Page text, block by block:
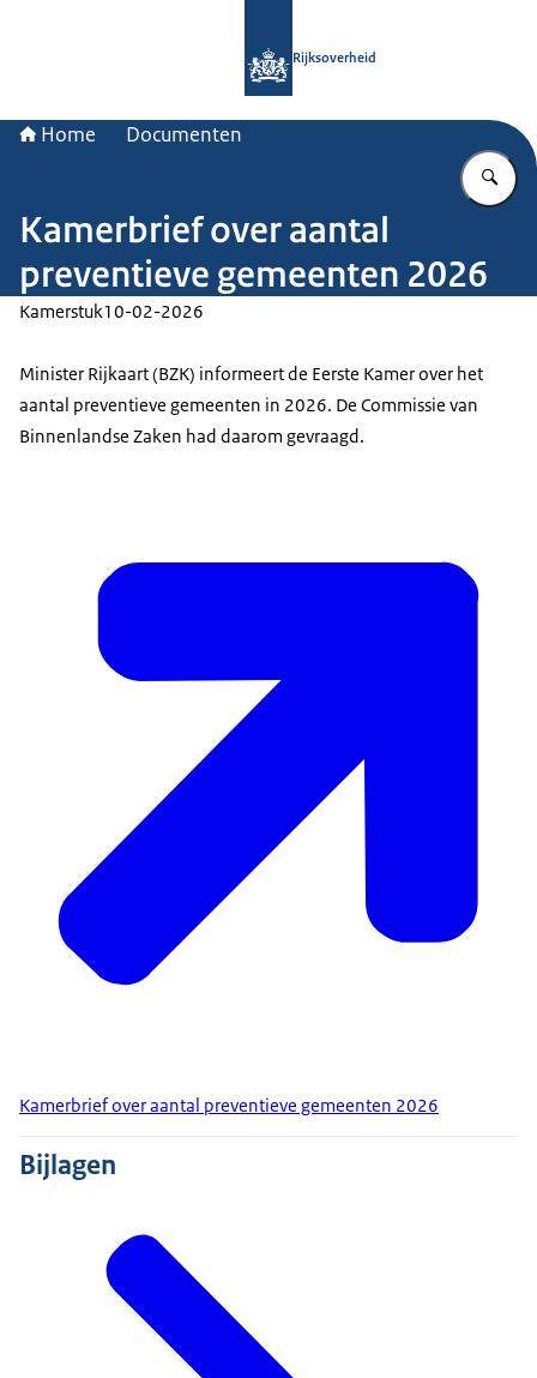
Rijksoverheid
Home Documenten
Kamerbrief over aantal
preventieve gemeenten 2026
Kamerstuk10-02-2026
Minister Rijkaart (BZK) informeert de Eerste Kamer over het
aantal preventieve gemeenten in 2026. De Commissie van
Binnenlandse Zaken had daarom gevraagd.
Kamerbrief over aantal preventieve gemeenten 2026
Bijlagen